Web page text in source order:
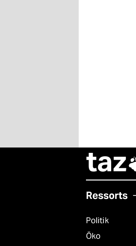
taz
Ressorts
Politik
Öko